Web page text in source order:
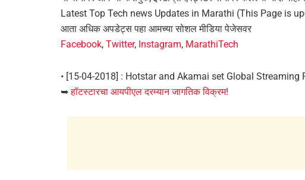
Latest Top Tech news Updates in Marathi (This Page is
आता अधिक अपडेट्स पहा आमच्या सोशल मीडिया पेजेसवर
Facebook, Twitter, Instagram, MarathiTech
• [15-04-2018] : Hotstar and Akamai set Global Streaming
➥हॉटस्टारचा आयपीएल दरम्यान जागतिक विक्रम!